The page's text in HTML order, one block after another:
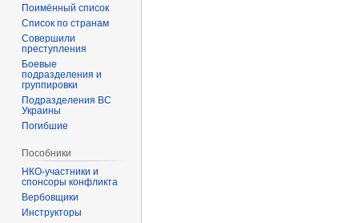
Поимённый список
Список по странам
Совершили
преступления
Боевые
подразделения и
группировки
Подразделения ВС
Украины
Погибшие
Пособники
спонсоры конфликта
‏‎Вербовщики
Инструкторы